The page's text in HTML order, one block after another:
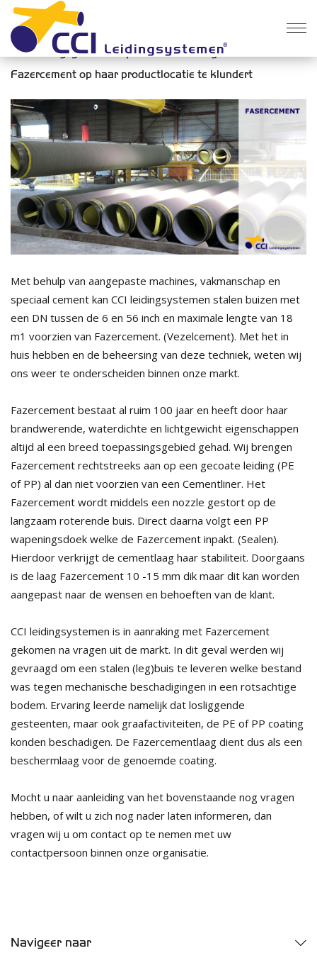
CCI Leidingsystemen® produceert leidingen met
Fazercement op haar productlocatie te klundert
Met behulp van aangepaste machines, vakmanschap en
speciaal cement kan CCI leidingsystemen stalen buizen met
een DN tussen de 6 en 56 inch en maximale lengte van 18
m1 voorzien van Fazercement. (Vezelcement). Met het in
huis hebben en de beheersing van deze techniek, weten wij
ons weer te onderscheiden binnen onze markt.
Fazercement bestaat al ruim 100 jaar en heeft door haar
brandwerende, waterdichte en lichtgewicht eigenschappen
altijd al een breed toepassingsgebied gehad. Wij brengen
Fazercement rechtstreeks aan op een gecoate leiding (PE
of PP) al dan niet voorzien van een Cementliner. Het
Fazercement wordt middels een nozzle gestort op de
langzaam roterende buis. Direct daarna volgt een PP
wapeningsdoek welke de Fazercement inpakt. (Sealen).
Hierdoor verkrijgt de cementlaag haar stabiliteit. Doorgaans
is de laag Fazercement 10 -15 mm dik maar dit kan worden
aangepast naar de wensen en behoeften van de klant.
CCI leidingsystemen is in aanraking met Fazercement
gekomen na vragen uit de markt. In dit geval werden wij
gevraagd om een stalen (leg)buis te leveren welke bestand
was tegen mechanische beschadigingen in een rotsachtige
bodem. Ervaring leerde namelijk dat losliggende
gesteenten, maar ook graafactiviteiten, de PE of PP coating
konden beschadigen. De Fazercementlaag dient dus als een
beschermlaag voor de genoemde coating.
Mocht u naar aanleiding van het bovenstaande nog vragen
hebben, of wilt u zich nog nader laten informeren, dan
vragen wij u om contact op te nemen met uw
contactpersoon binnen onze organisatie.
Navigeer naar